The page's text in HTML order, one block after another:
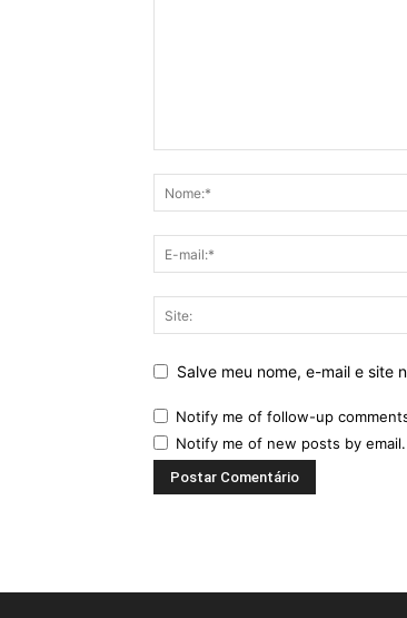
Salve meu nome, e-mail e site
Notify me of follow-up
Notify me of new posts by email.